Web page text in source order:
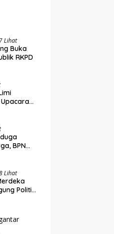
Rakorwil TPAKD
Lihat
Buka
RKPD
BPN
Lihat
Politik